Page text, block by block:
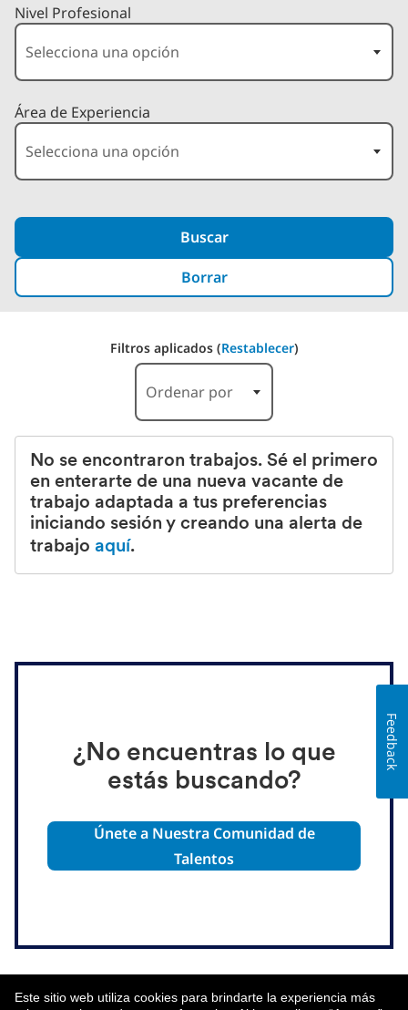
Este sitio web utiliza cookies para brindarte la experiencia más
Nivel Profesional
Área de Experiencia
Buscar
Borrar
Filtros aplicados (Restablecer)
Ordenar por
No se encontraron trabajos. Sé el primero
en enterarte de una nueva vacante de
trabajo adaptada a tus preferencias
iniciando sesión y creando una alerta de
trabajo aquí.
¿No encuentras lo que
estás buscando?
Únete a Nuestra Comunidad de
Talentos
Feedback